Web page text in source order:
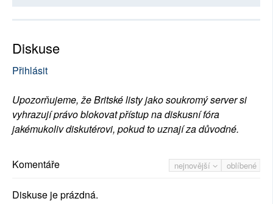
Diskuse
Přihlásit
Upozorňujeme, že Britské listy jako soukromý server si
vyhrazují právo blokovat přístup na diskusní fóra
jakémukoliv diskutérovi, pokud to uznají za důvodné.
nejnovější oblíbené
Komentáře
Diskuse je prázdná.